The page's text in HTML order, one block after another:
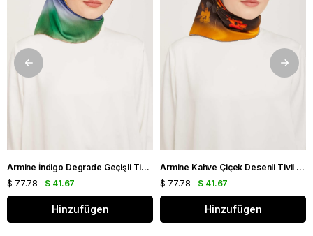
Armine İndigo Degrade Geçişli Tivil İpek Eşarp 9051 - 11
$ 41.67
$ 77.78
Hinzufügen
Armine Kahve Çiçek Desenli Tivil İpek Eşarp 9048 - 53
$ 41.67
$ 77.78
Hinzufügen